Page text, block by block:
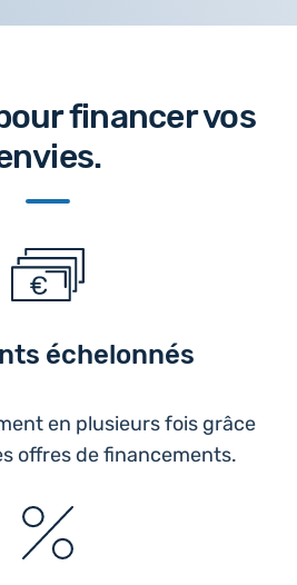
financer vos
échelonnés
en plusieurs fois grâce
offres de financements.